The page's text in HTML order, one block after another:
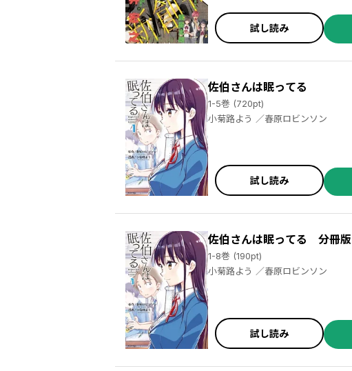
試し読み
佐伯さんは眠ってる
1-5巻 (720pt)
小菊路よう ／春原ロビンソン
試し読み
佐伯さんは眠ってる 分冊版
1-8巻 (190pt)
小菊路よう ／春原ロビンソン
試し読み